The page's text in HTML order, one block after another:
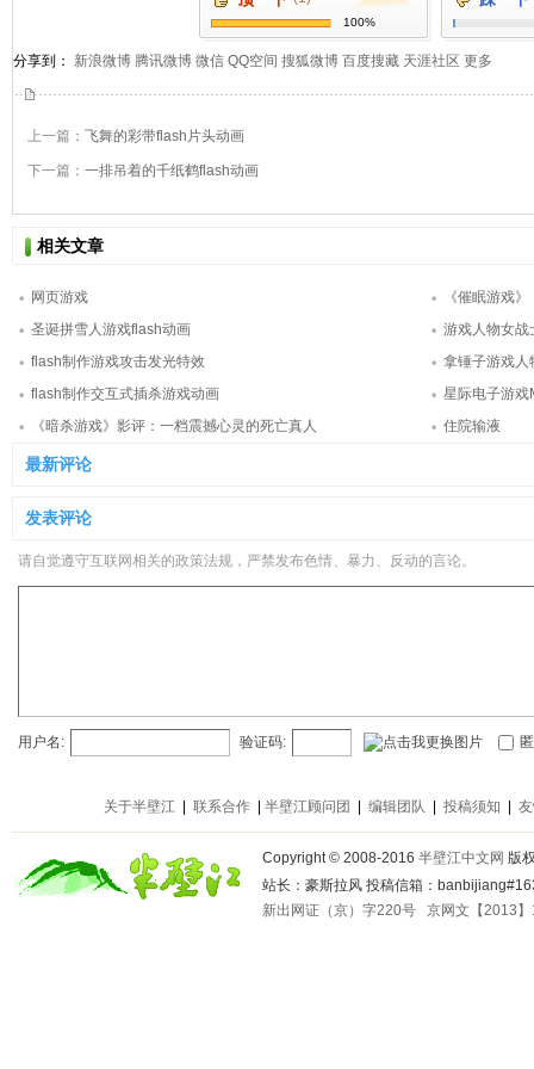
100%
分享到： 新浪微博 腾讯微博 微信 QQ空间 搜狐微博 百度搜藏 天涯社区 更多
上一篇： 飞舞的彩带flash片头动画
下一篇： 一排吊着的千纸鹤flash动画
相关文章
网页游戏
《催眠游戏
圣诞拼雪人游戏flash动画
游戏人物女战
flash制作游戏攻击发光特效
拿锤子游戏人
flash制作交互式插杀游戏动画
星际电子游戏
《暗杀游戏》影评：一档震撼心灵的死亡真人
住院输液
最新评论
发表评论
请自觉遵守互联网相关的政策法规，严禁发布色情、暴力、反动的言论。
用户名: 验证码:
关于半壁江 联系合作 半壁江顾问团 编辑团队 投稿须知
Copyright © 2008-2016 半壁江中文网 版
站长：豪斯拉风 投稿信箱：
新出网证（京）字220号
京网文【2013